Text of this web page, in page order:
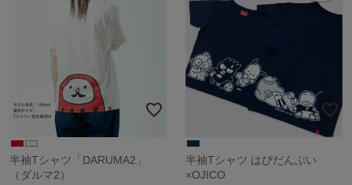
半袖Tシャツ「DARUMA2」
（ダルマ2）
半袖Tシャツ はぴだんぶい
×OJICO